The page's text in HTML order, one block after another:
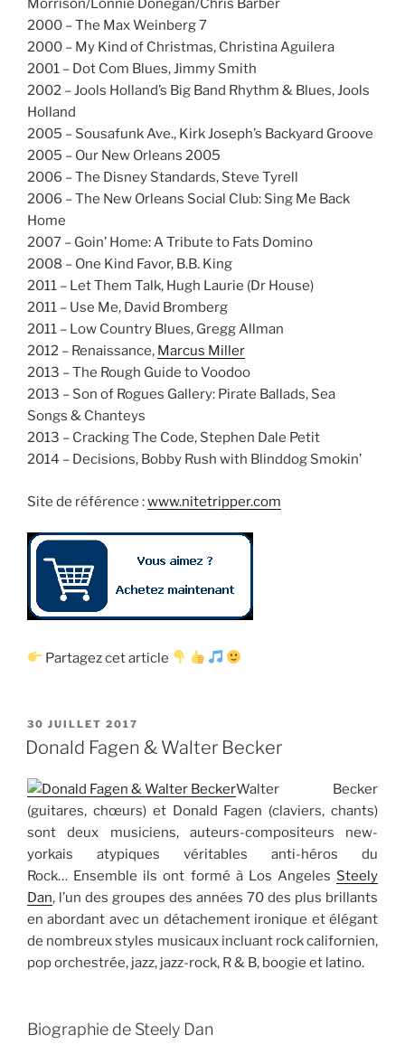
Morrison/Lonnie Donegan/Chris Barber
2000 – The Max Weinberg 7
2000 – My Kind of Christmas, Christina Aguilera
2001 – Dot Com Blues, Jimmy Smith
2002 – Jools Holland’s Big Band Rhythm & Blues, Jools
Holland
2005 – Sousafunk Ave., Kirk Joseph’s Backyard Groove
2005 – Our New Orleans 2005
2006 – The Disney Standards, Steve Tyrell
2006 – The New Orleans Social Club: Sing Me Back
Home
2007 – Goin’ Home: A Tribute to Fats Domino
2008 – One Kind Favor, B.B. King
2011 – Let Them Talk, Hugh Laurie (Dr House)
2011 – Use Me, David Bromberg
2011 – Low Country Blues, Gregg Allman
2012 – Renaissance, Marcus Miller
2013 – The Rough Guide to Voodoo
2013 – Son of Rogues Gallery: Pirate Ballads, Sea
Songs & Chanteys
2013 – Cracking The Code, Stephen Dale Petit
2014 – Decisions, Bobby Rush with Blinddog Smokin’
Site de référence :www.nitetripper.com
Partagez cet article
PUBLIÉ
LE
30 JUILLET 2017
Donald Fagen & Walter Becker
Walter Becker
(guitares, chœurs) et Donald Fagen (claviers, chants)
sont deux musiciens, auteurs-compositeurs new-
yorkais atypiques véritables anti-héros du
Rock… Ensemble ils ont formé à Los Angeles Steely
Dan, l’un des groupes des années 70 des plus brillants
en abordant avec un détachement ironique et élégant
de nombreux styles musicaux incluant rock californien,
pop orchestrée, jazz, jazz-rock, R & B, boogie et latino.
Biographie de Steely Dan